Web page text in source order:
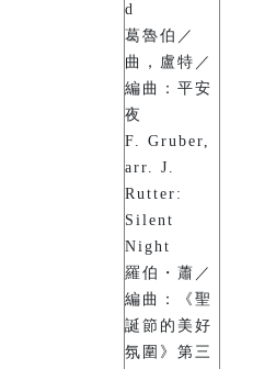
d
葛魯伯／
曲，盧特／
編曲：平安
夜
F. Gruber,
arr. J.
Rutter:
Silent
Night
羅伯・蕭／
編曲：《聖
誕節的美好
氛圍》第三